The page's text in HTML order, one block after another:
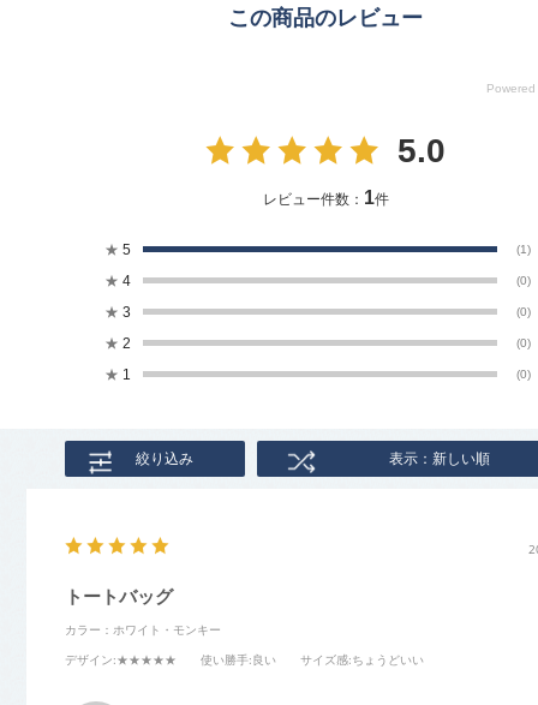
Bleu Bleuet/ブルーブルーエ【公式】(@bleubleuet_online)がシェ
ユニークな刺繍が目を引くカジュアルなトートバッグ。
そのほかレジャーシーンやジム用のバッグとしても気軽に使えるナイロン生地
のも嬉しいポイントです。
なものは内側のファスナーポケットにそれぞれ収納できます。
長めのロープハンドルは肩にかけやすくカバー付きで疲れにくいです。
【ジムボバート】
イギリスを拠点に大手ブランドからもオファーを受ける人気イラストレーター。
※本品に付いているご注意書きをお読みの上ご使用ください。
※実物の色味に近づけて撮影していますが、ご使用の端末やモニター環境によ
サイズ詳細 (cm)約
素材・原材料
この商品のレビュー
5.0
レビュー件数： 1件
★ 5 (1)
★ 4 (0)
★ 3 (0)
★ 2 (0)
★ 1 (0)
絞り込み 表示：新しい順
トートバッグ
カラー：ホワイト・モンキー
デザイン:★★★★★ 使い勝手:良い サイズ感:ちょうどいい